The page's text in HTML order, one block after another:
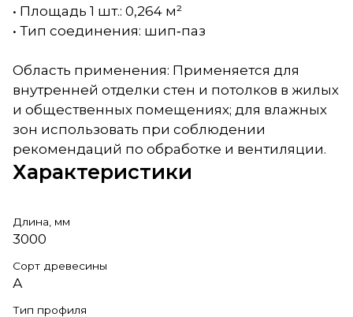
• Площадь 1 шт.: 0,264 м²
• Тип соединения: шип‑паз
Область применения: Применяется для
внутренней отделки стен и потолков в жилых
и общественных помещениях; для влажных
зон использовать при соблюдении
рекомендаций по обработке и вентиляции.
Характеристики
Длина, мм
3000
Сорт древесины
А
Тип профиля